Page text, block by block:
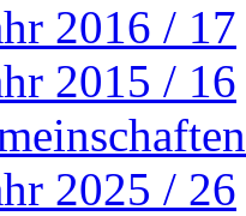
2016 / 17
2015 / 16
2025 / 26